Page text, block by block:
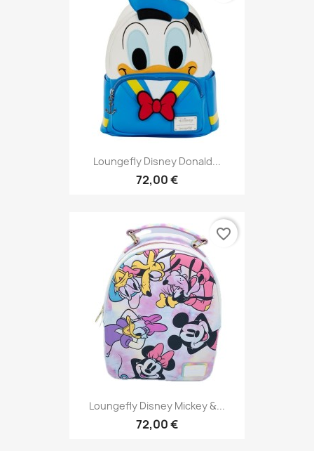
Loungefly Disney Donald...
72,00 €
Loungefly Disney Mickey &...
72,00 €
favorite_border